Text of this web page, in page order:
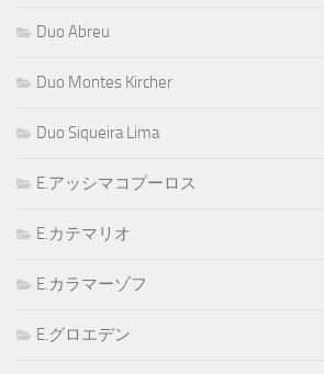
Duo Abreu
Duo Montes Kircher
Duo Siqueira Lima
E.アッシマコプーロス
E.カテマリオ
E.カラマーゾフ
E.グロエデン